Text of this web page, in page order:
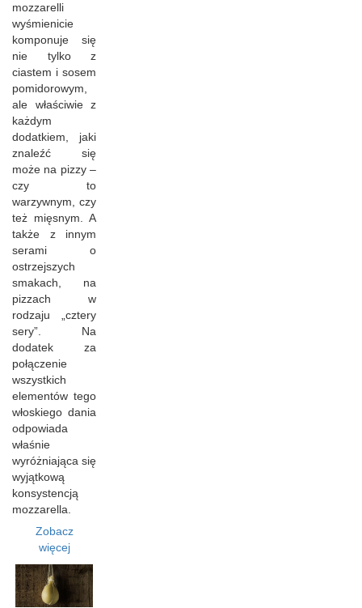
mozzarelli
wyśmienicie
komponuje się
nie tylko z
ciastem i sosem
pomidorowym,
ale właściwie z
każdym
dodatkiem, jaki
znaleźć się
może na pizzy –
czy to
warzywnym, czy
też mięsnym. A
także z innym
serami o
ostrzejszych
smakach, na
pizzach w
rodzaju „cztery
sery”. Na
dodatek za
połączenie
wszystkich
elementów tego
włoskiego dania
odpowiada
właśnie
wyróżniająca się
wyjątkową
konsystencją
mozzarella.
Zobacz
więcej